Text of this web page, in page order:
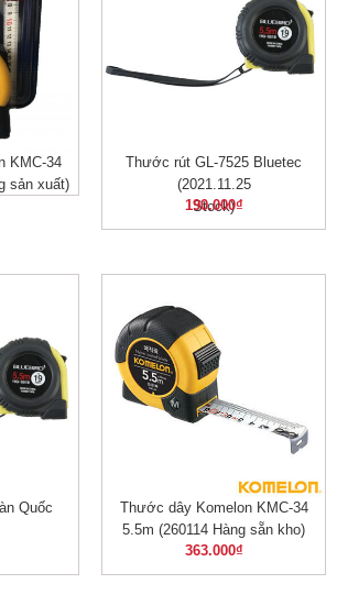
KMC-34
sản xuất)
Thước rút GL-7525 Bluetec
(2021.11.25
Stock)
190.000₫
Quốc
Thước dây Komelon KMC-34
5.5m (260114 Hàng sẵn kho)
363.000₫